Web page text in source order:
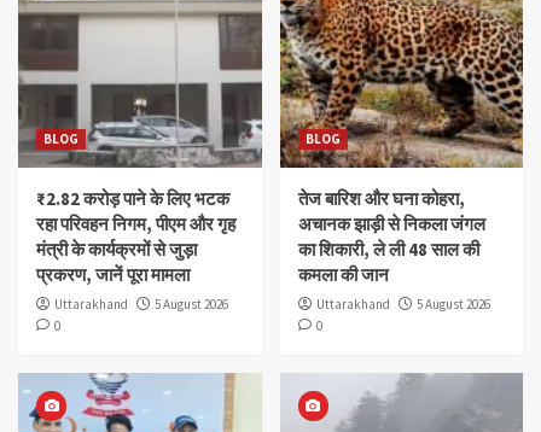
BLOG
₹2.82 करोड़ पाने के लिए भटक
रहा परिवहन निगम, पीएम और गृह
मंत्री के कार्यक्रमों से जुड़ा
प्रकरण, जानें पूरा मामला
Uttarakhand
5 August 2026
0
BLOG
तेज बारिश और घना कोहरा,
अचानक झाड़ी से निकला जंगल
का शिकारी, ले ली 48 साल की
कमला की जान
Uttarakhand
5 August 2026
0